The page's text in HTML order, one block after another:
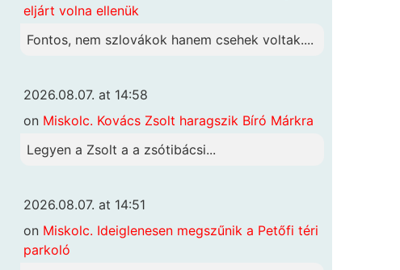
eljárt volna ellenük
Fontos, nem szlovákok hanem csehek voltak....
2026.08.07. at 14:58
on Miskolc. Kovács Zsolt haragszik Bíró Márkra
Legyen a Zsolt a a zsótibácsi...
2026.08.07. at 14:51
on Miskolc. Ideiglenesen megszűnik a Petőfi téri
parkoló